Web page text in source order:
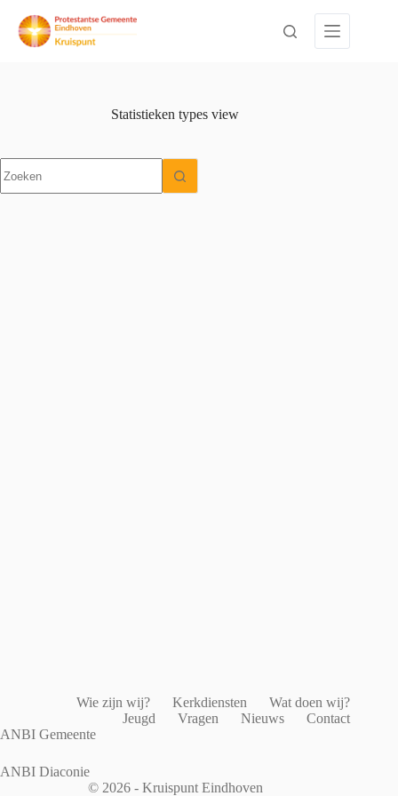
naar
Statistieken types view
resultaten
Wie zijn wij? Kerkdiensten
Wat doen wij?
Jeugd
Vragen Nieuws
Contact
ANBI Gemeente
ANBI Diaconie
© 2026 - Kruispunt Eindhoven